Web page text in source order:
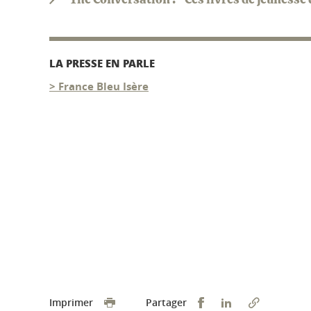
LA PRESSE EN PARLE
> France Bleu Isère
Imprimer Partager Partager sur
Partager sur